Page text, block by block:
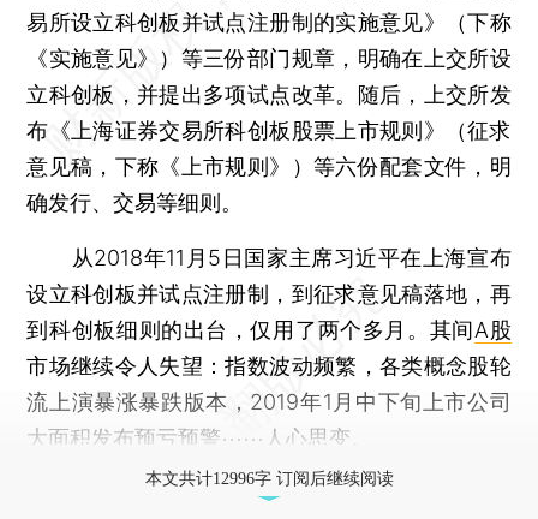
易所设立科创板并试点注册制的实施意见》（下称
《实施意见》）等三份部门规章，明确在上交所设
立科创板，并提出多项试点改革。随后，上交所发
布《上海证券交易所科创板股票上市规则》（征求
意见稿，下称《上市规则》）等六份配套文件，明
确发行、交易等细则。
从2018年11月5日国家主席习近平在上海宣布
设立科创板并试点注册制，到征求意见稿落地，再
到科创板细则的出台，仅用了两个多月。其间A股
市场继续令人失望：指数波动频繁，各类概念股轮
流上演暴涨暴跌版本，2019年1月中下旬上市公司
大面积发布预亏预警⋯⋯人心思变。
本文共计12996字 订阅后继续阅读